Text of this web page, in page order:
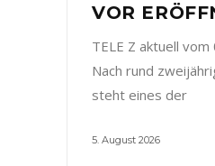
VOR
TELE Z aktuell vom
Nach rund
steht eines der
5. August 2026